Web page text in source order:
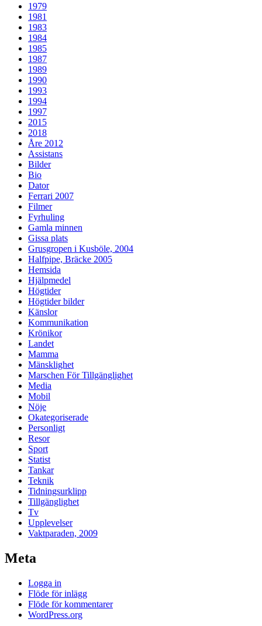
1979
1981
1983
1984
1985
1987
1989
1990
1993
1994
1997
2015
2018
Åre 2012
Assistans
Bilder
Bio
Dator
Ferrari 2007
Filmer
Fyrhuling
Gamla minnen
Gissa plats
Grusgropen i Kusböle, 2004
Halfpipe, Bräcke 2005
Hemsida
Hjälpmedel
Högtider
Högtider bilder
Känslor
Kommunikation
Krönikor
Landet
Mamma
Mänsklighet
Marschen För Tillgänglighet
Media
Mobil
Nöje
Okategoriserade
Personligt
Resor
Sport
Statist
Tankar
Teknik
Tidningsurklipp
Tillgänglighet
Tv
Upplevelser
Vaktparaden, 2009
Meta
Logga in
Flöde för inlägg
Flöde för kommentarer
WordPress.org